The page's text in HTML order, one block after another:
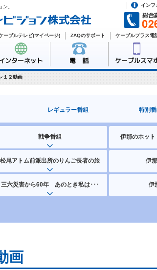
。 インフ
ンターネット 電 話 ケーブルスマ
ケーブルプラス電
ZAQのサポート
ーブルテレビ(マイページ)
１２動画
レギュラー番組 特別番
戦争番組 伊那のホッ
松尾アトム前派出所のりんご長者の旅 伊
三六災害から60年 あのとき私は･･･ 伊
画